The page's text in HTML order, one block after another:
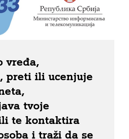
vređa,
preti ili ucenjuje
tvoje
te kontaktira
i traži da se